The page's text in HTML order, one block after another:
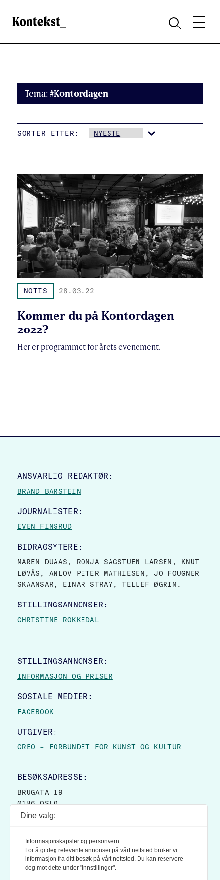
Kontekst
SØKMENY
Tema:#Kontordagen
SORTER ETTER:
NOTIS 28.03.22
Kommer du på Kontordagen
2022?
Her er programmet for årets evenement.
SITE FOOTER
ANSVARLIG REDAKTØR:
BRAND BARSTEIN
JOURNALISTER:
EVEN FINSRUD
BIDRAGSYTERE:
MAREN DUAAS, RONJA SAGSTUEN LARSEN, KNUT
LØVÅS, ANLOV PETER MATHIESEN, JO FOUGNER
SKAANSAR, EINAR STRAY, TELLEF ØGRIM.
STILLINGSANNONSER:
CHRISTINE ROKKEDAL
STILLINGSANNONSER:
INFORMASJON OG PRISER
SOSIALE MEDIER:
FACEBOOK
UTGIVER:
CREO – FORBUNDET FOR KUNST OG KULTUR
BESØKSADRESSE:
BRUGATA 19
0186 OSLO
POSTBOKS 9007 GRØNLAND
0133 OSLO
LES OGSÅ:
Dine valg:
Informasjonskapsler og personvern
For å gi deg relevante annonser på vårt nettsted bruker vi
informasjon fra ditt besøk på vårt nettsted. Du kan reservere
deg mot dette under "Innstillinger".